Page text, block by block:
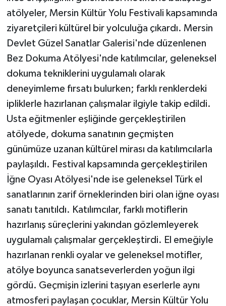
atölyeler, Mersin Kültür Yolu Festivali kapsamında
ziyaretçileri kültürel bir yolculuğa çıkardı. Mersin
Devlet Güzel Sanatlar Galerisi'nde düzenlenen
Bez Dokuma Atölyesi'nde katılımcılar, geleneksel
dokuma tekniklerini uygulamalı olarak
deneyimleme fırsatı bulurken; farklı renklerdeki
ipliklerle hazırlanan çalışmalar ilgiyle takip edildi.
Usta eğitmenler eşliğinde gerçekleştirilen
atölyede, dokuma sanatının geçmişten
günümüze uzanan kültürel mirası da katılımcılarla
paylaşıldı. Festival kapsamında gerçekleştirilen
İğne Oyası Atölyesi'nde ise geleneksel Türk el
sanatlarının zarif örneklerinden biri olan iğne oyası
sanatı tanıtıldı. Katılımcılar, farklı motiflerin
hazırlanış süreçlerini yakından gözlemleyerek
uygulamalı çalışmalar gerçekleştirdi. El emeğiyle
hazırlanan renkli oyalar ve geleneksel motifler,
atölye boyunca sanatseverlerden yoğun ilgi
gördü. Geçmişin izlerini taşıyan eserlerle aynı
atmosferi paylaşan çocuklar, Mersin Kültür Yolu